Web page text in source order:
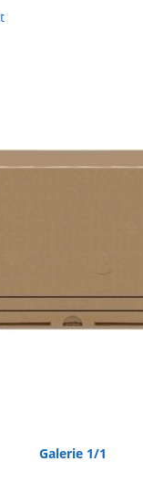
Galerie 1/1